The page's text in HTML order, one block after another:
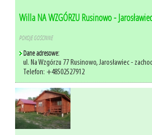
Willa NA WZGÓRZU Rusinowo - Jarosławiec
POKOJE GOŚCINNE
Dane adresowe:
ul. Na Wzgórzu 77 Rusinowo, Jarosławiec -
Telefon: +48502527912